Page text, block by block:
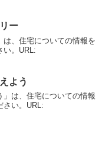
ー
は、住宅についての情報を
い。URL:
よう
」は、住宅についての情報
さい。URL: